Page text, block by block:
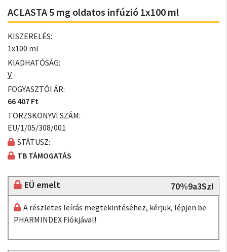
ACLASTA 5 mg oldatos infúzió 1x100 ml
KISZERELÉS:
1x100 ml
KIADHATÓSÁG:
V
FOGYASZTÓI ÁR:
66 407 Ft
TÖRZSKÖNYVI SZÁM:
EU/1/05/308/001
STÁTUSZ:
TB TÁMOGATÁS
EÜ emelt 70%9a3SzI
A részletes leírás megtekintéséhez, kérjük, lépjen be
PHARMINDEX Fiókjával!